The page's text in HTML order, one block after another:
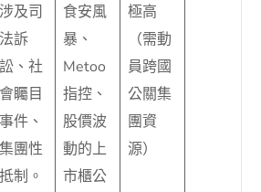
涉及司
法訴
訟、社
會矚目
事件、
集團性
抵制。
食安風
暴、
Metoo
指控、
股價波
動的上
市櫃公
極高
（需動
員跨國
公關集
團資
源）